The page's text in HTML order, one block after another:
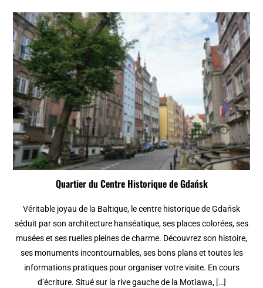
Quartier du Centre Historique de Gdańsk
Véritable joyau de la Baltique, le centre historique de Gdańsk
séduit par son architecture hanséatique, ses places colorées, ses
musées et ses ruelles pleines de charme. Découvrez son histoire,
ses monuments incontournables, ses bons plans et toutes les
informations pratiques pour organiser votre visite. En cours
d’écriture. Situé sur la rive gauche de la Motława, […]